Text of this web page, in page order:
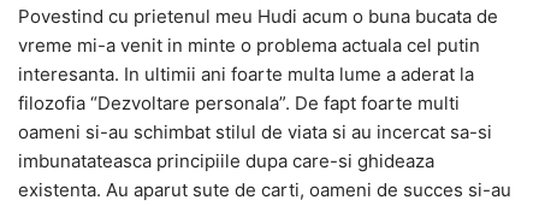
Povestind cu prietenul meu Hudi acum o buna bucata de
vreme mi-a venit in minte o problema actuala cel putin
interesanta. In ultimii ani foarte multa lume a aderat la
filozofia “Dezvoltare personala”. De fapt foarte multi
oameni si-au schimbat stilul de viata si au incercat sa-si
imbunatateasca principiile dupa care-si ghideaza
existenta. Au aparut sute de carti, oameni de succes si-au